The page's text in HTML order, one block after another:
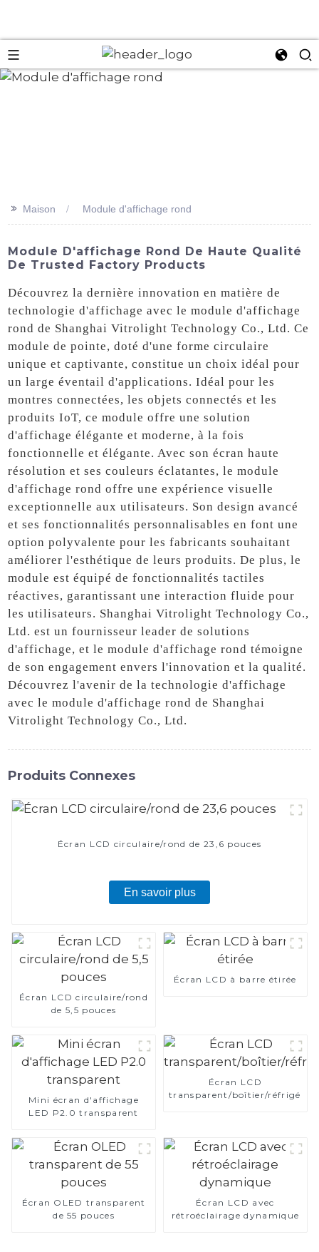
>> Maison Module d'affichage rond
Module D'affichage Rond De Haute Qualité
De Trusted Factory Products
Découvrez la dernière innovation en matière de
technologie d'affichage avec le module d'affichage
rond de Shanghai Vitrolight Technology Co., Ltd. Ce
module de pointe, doté d'une forme circulaire
unique et captivante, constitue un choix idéal pour
un large éventail d'applications. Idéal pour les
montres connectées, les objets connectés et les
produits IoT, ce module offre une solution
d'affichage élégante et moderne, à la fois
fonctionnelle et élégante. Avec son écran haute
résolution et ses couleurs éclatantes, le module
d'affichage rond offre une expérience visuelle
exceptionnelle aux utilisateurs. Son design avancé
et ses fonctionnalités personnalisables en font une
option polyvalente pour les fabricants souhaitant
améliorer l'esthétique de leurs produits. De plus, le
module est équipé de fonctionnalités tactiles
réactives, garantissant une interaction fluide pour
les utilisateurs. Shanghai Vitrolight Technology Co.,
Ltd. est un fournisseur leader de solutions
d'affichage, et le module d'affichage rond témoigne
de son engagement envers l'innovation et la qualité.
Découvrez l'avenir de la technologie d'affichage
avec le module d'affichage rond de Shanghai
Vitrolight Technology Co., Ltd.
Produits Connexes
Écran LCD circulaire/rond de 23,6 pouces
En savoir plus
Écran LCD circulaire/rond
de 5,5 pouces
Écran LCD à barre étirée
Mini écran d'affichage
LED P2.0 transparent
Écran LCD
transparent/boîtier/
Écran OLED transparent
de 55 pouces
Écran LCD avec
rétroéclairage dynamique